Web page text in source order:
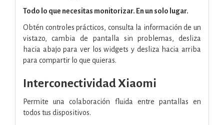
Todo lo que necesitas monitorizar. En un solo lugar.
Obtén controles prácticos, consulta la información de un
vistazo, cambia de pantalla sin problemas, desliza
hacia abajo para ver los widgets y desliza hacia arriba
para compartir lo que quieras.
Interconectividad Xiaomi
Permite una colaboración fluida entre pantallas en
todos tus dispositivos.